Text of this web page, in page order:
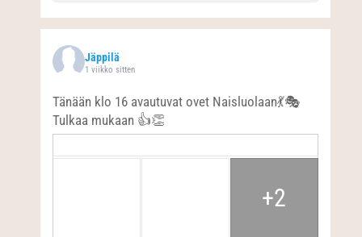
Jäppilä
1 viikko sitten
Tänään klo 16 avautuvat ovet Naisluolaan💃🎭
Tulkaa mukaan 👍👏
+2